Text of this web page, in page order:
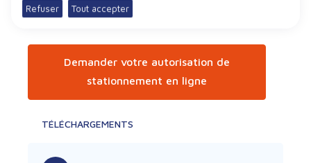
Demander votre autorisation de
stationnement en ligne
TÉLÉCHARGEMENTS